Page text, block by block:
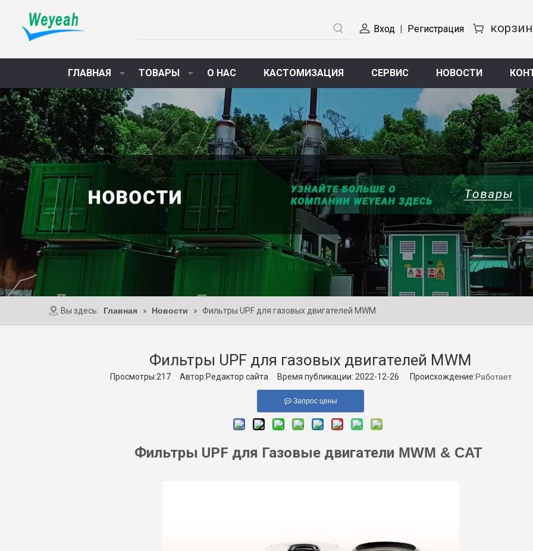
Вход | Регистрация
ГЛАВНАЯ ТОВАРЫ О НАС КАСТОМИЗАЦИЯ СЕРВИС НОВОСТИ
Вы здесь: Главная » Новости » Фильтры UPF для газовых двигателей MWM
Фильтры UPF для газовых двигателей MWM
Просмотры:217Автор:Pедактор сайта Время публикации: 2022-12-26 Происхождение:Работает
Запрос цены
Фильтры UPF для Газовые двигатели MWM & CAT